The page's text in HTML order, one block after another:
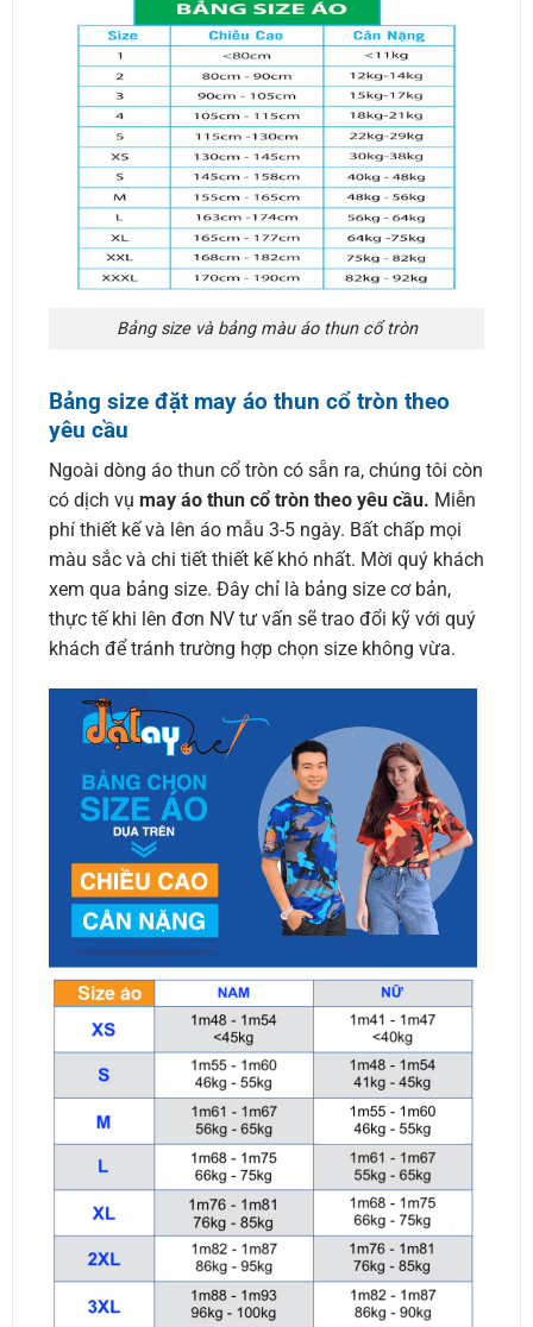
Bảng size và bảng màu áo thun cổ tròn
Bảng size đặt may áo thun cổ tròn theo
yêu cầu
Ngoài dòng áo thun cổ tròn có sẵn ra, chúng tôi còn
có dịch vụ may áo thun cổ tròn theo yêu cầu. Miễn
phí thiết kế và lên áo mẫu 3-5 ngày. Bất chấp mọi
màu sắc và chi tiết thiết kế khó nhất. Mời quý khách
xem qua bảng size. Đây chỉ là bảng size cơ bản,
thực tế khi lên đơn NV tư vấn sẽ trao đổi kỹ với quý
khách để tránh trường hợp chọn size không vừa.